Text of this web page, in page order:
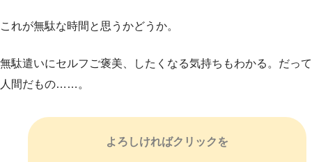
これが無駄な時間と思うかどうか。
無駄遣いにセルフご褒美、したくなる気持ちもわかる。だって
人間だもの……。
よろしければクリックを